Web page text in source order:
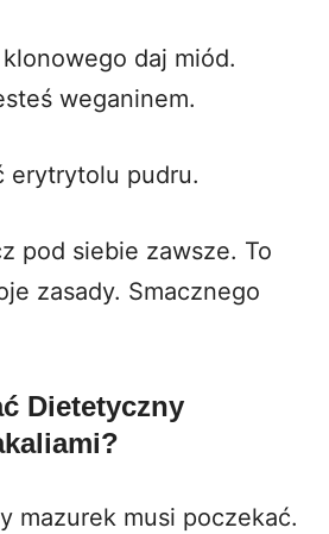
daj miód.
weganinem.
erytrytolu pudru.
pod siebie zawsze. To
zasady. Smacznego
Dietetyczny
mazurek musi poczekać.